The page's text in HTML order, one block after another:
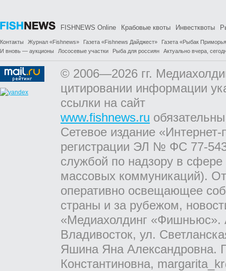
FISHNEWS Online Крабовые квоты Инвестквоты
Контакты Журнал «Fishnews» Газета «Fishnews Дайджест»
Газета «Рыбак
И вновь — аукционы
Лососевые участки Рыба для россиян Актуально вчера,
© 2006—2026 гг.
цитировании информации
ссылки на сайт
www.fishnews.ru
Сетевое издание
регистрации ЭЛ № ФС 77-
службой по надзору в
массовых коммуникаций).
оперативно освещающее
страны и за рубежом,
«Медиахолдинг «Фишньюс».
Владивосток, ул.
Яшина Яна Александровна.
Константиновна,